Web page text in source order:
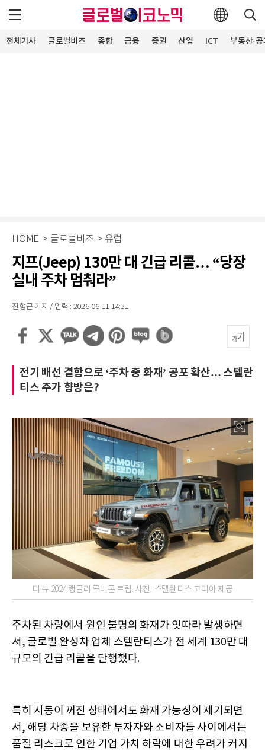
전체기사 글로벌비즈 종합 금융 증권 산업 ICT 부동산·
HOME > 글로벌비즈 > 유럽
지프(Jeep) 130만 대 긴급 리콜… “당장
실내 주차 멈춰라”
진형근 기자 / 입력 : 2026-06-11 14:31
전기 배선 결함으로 ‘주차 중 화재’ 공포 확산… 스텔란
티스 주가 향방은?
더 뉴 2024 랭글러 루비콘 트림. 사진=스텔란티스 코리아 제공
주차된 차량에서 원인 불명의 화재가 잇따라 발생하면
서, 글로벌 완성차 업체 스텔란티스가 전 세계 130만 대
규모의 긴급 리콜을 단행했다.
특히 시동이 꺼진 상태에서도 화재 가능성이 제기되면
서, 해당 차종을 보유한 투자자와 소비자들 사이에서는
품질 리스크로 인한 기업 가치 하락에 대한 우려가 커지